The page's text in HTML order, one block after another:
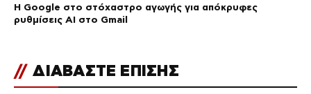
Η Google στο στόχαστρο αγωγής για απόκρυφες
ρυθμίσεις AI στο Gmail
// ΔΙΑΒΑΣΤΕ ΕΠΙΣΗΣ